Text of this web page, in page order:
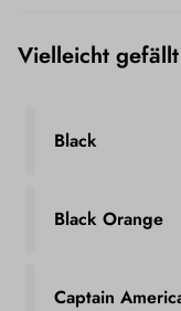
Vielleicht
Black
Black Orange
Captain